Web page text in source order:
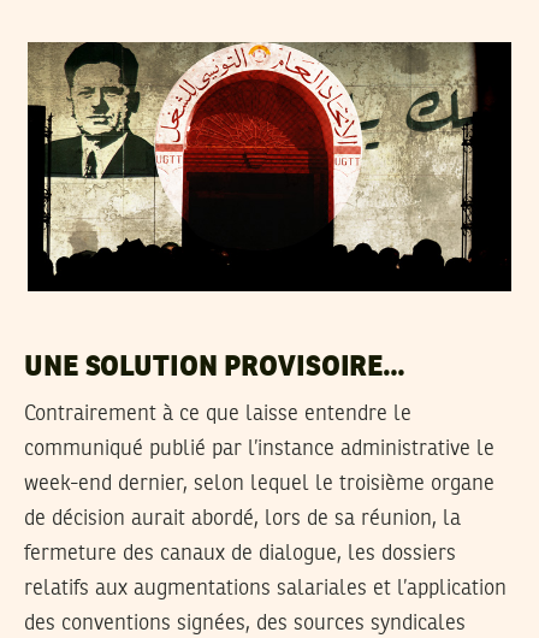
UNE SOLUTION PROVISOIRE…
Contrairement à ce que laisse entendre le
communiqué publié par l’instance administrative le
week-end dernier, selon lequel le troisième organe
de décision aurait abordé, lors de sa réunion, la
fermeture des canaux de dialogue, les dossiers
relatifs aux augmentations salariales et l’application
des conventions signées, des sources syndicales